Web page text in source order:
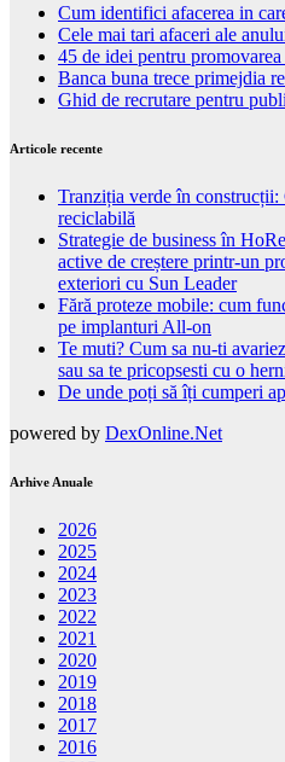
Cum identifici afacerea in
Cele mai tari afaceri ale
45 de idei pentru
Banca buna trece primejdia
Ghid de recrutare pentru
Articole recente
Tranziția verde în construcții:
reciclabilă
Strategie de business în
active de creștere printr-un
exteriori cu Sun Leader
Fără proteze mobile: cum
pe implanturi All-on
Te muti? Cum sa nu-ti
sau sa te pricopsesti cu o
De unde poți să îți cumperi
powered by DexOnline.Net
Arhive Anuale
2026
2025
2024
2023
2022
2021
2020
2019
2018
2017
2016